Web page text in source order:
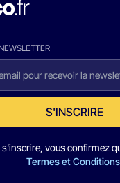
S'INSCRIRE
s'inscrire, vous confirmez
Termes et Conditions